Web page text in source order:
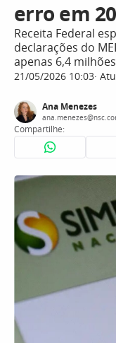
erro em
Receita Federal
declarações do
apenas 6,4
21/05/2026 10:03
Ana Menezes
Compartilhe: